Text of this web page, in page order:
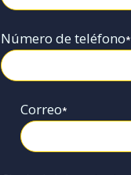
Número de teléfono*
Correo*